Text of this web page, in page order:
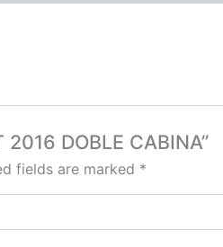
DOBLE CABINA”
fields are marked *